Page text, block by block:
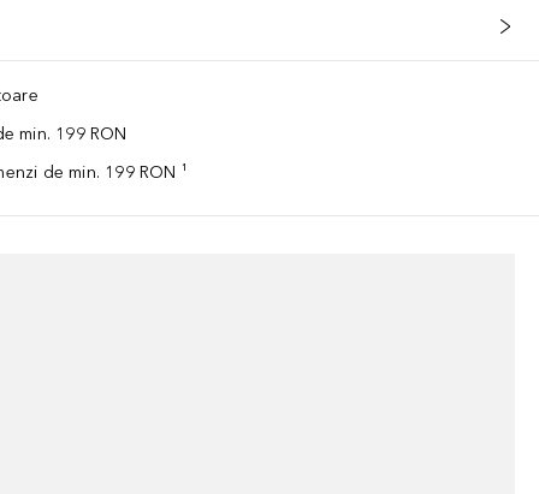
min. 199 RON
de min. 199 RON ¹